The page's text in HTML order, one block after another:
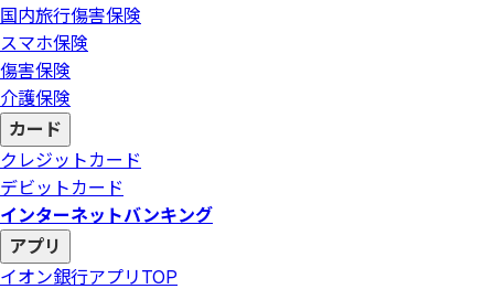
国内旅行傷害保険
スマホ保険
傷害保険
介護保険
カード
クレジットカード
デビットカード
インターネットバンキング
アプリ
イオン銀行アプリ TOP